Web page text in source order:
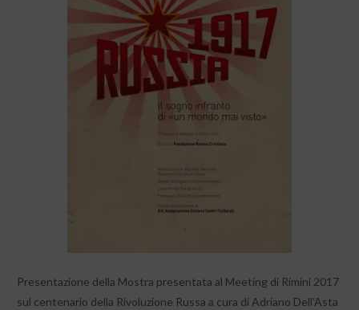
Presentazione della Mostra presentata al Meeting di Rimini 2017
sul centenario della Rivoluzione Russa a cura di Adriano Dell’Asta